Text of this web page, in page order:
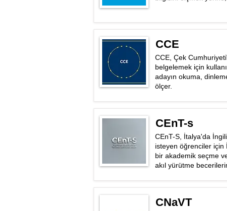
CCE
CCE, Çek
belgelemek için
adayın okuma,
ölçer.
CEnT-s
CEnT-S, İtalya'da
isteyen öğrenciler için
bir akademik seçme
akıl yürütme
CNaVT